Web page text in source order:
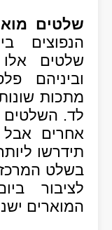
שלטים
הנפוצים
שלטים אלו
וביניהם
מתכות
לד. השלטים
אחרים
תידרשו
בשלט
לציבור
המוארים